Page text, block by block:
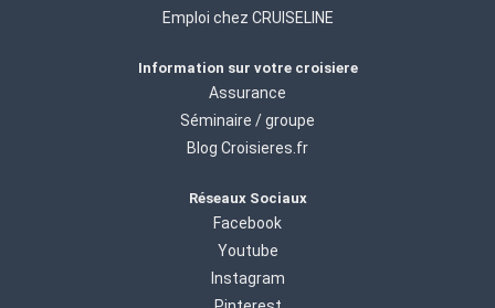
Emploi chez CRUISELINE
Information sur votre croisiere
Assurance
Séminaire / groupe
Blog Croisieres.fr
Réseaux Sociaux
Facebook
Youtube
Instagram